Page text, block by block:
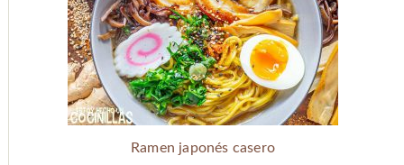
Ramen japonés casero